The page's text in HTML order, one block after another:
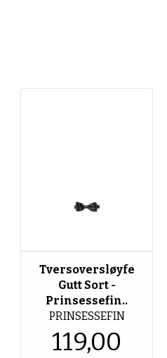
Tversoversløyfe
Gutt Sort -
Prinsessefin..
PRINSESSEFIN
119,00